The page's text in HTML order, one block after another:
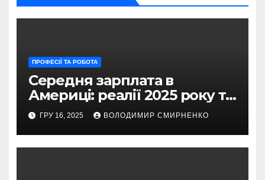
ПРОФЕСІЇ ТА РОБОТА
Середня зарплата в
Америці: реалії 2025 року та
ключові тенденції
ГРУ 16, 2025 ВОЛОДИМИР СМИРНЕНКО